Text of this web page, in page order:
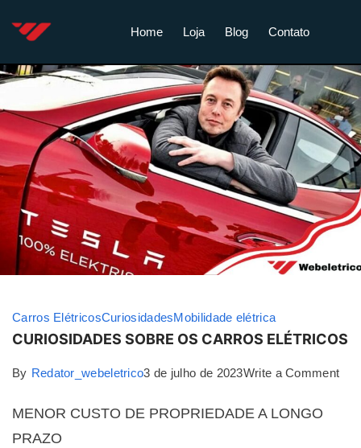
Home Loja Blog Contato
Carros ElétricosCuriosidadesMobilidade elétrica
CURIOSIDADES SOBRE OS CARROS ELÉTRICOS
By Redator_webeletrico3 de julho de 2023Write a Comment
MENOR CUSTO DE PROPRIEDADE A LONGO
PRAZO